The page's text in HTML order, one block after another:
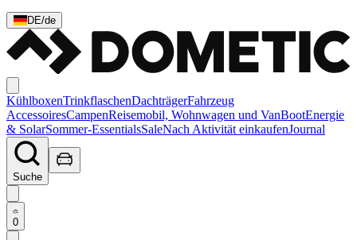
DE/de
KühlboxenTrinkflaschenDachträgerFahrzeug
AccessoiresCampenReisemobil, Wohnwagen und VanBootEnergie
& SolarSommer-EssentialsSaleNach Aktivität einkaufenJournal
Suche
0